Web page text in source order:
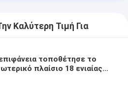
Καλύτερη Τιμή Για
τοποθέτησε το
πλαίσιο 18 ενιαίας